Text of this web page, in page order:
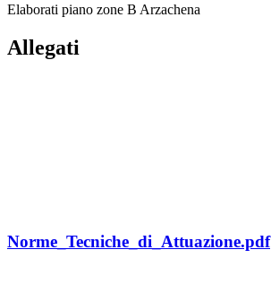
Elaborati piano zone B Arzachena
Allegati
Norme_Tecniche_di_Attuazione.pdf